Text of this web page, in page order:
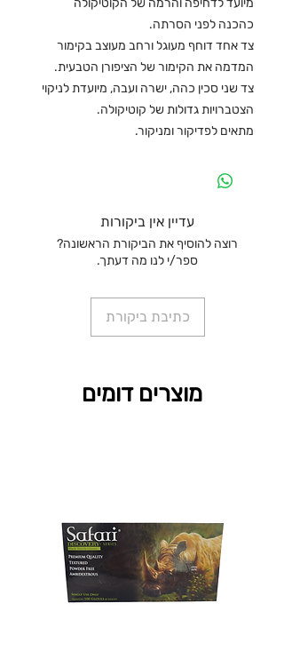
מיועד לדחיפה והרמה של הקוטיקולה
כהכנה לפני הסרתה.
צד אחד דוחף מעוגל ורחב מעוצב בקימור
המדמה את הקימור של הציפורן הטבעית.
צד שני סכין כהה, ישרה ועבה, מיועדת לניקוי
הצטברויות גדולות של קוטיקולה.
מתאים לפדיקור ומניקור.
עדיין אין ביקורות
רוצה להוסיף את הביקורת הראשונה?
ספר/י לנו מה דעתך.
כתיבת ביקורת
מוצרים דומים